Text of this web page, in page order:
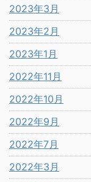
2023年3月
2023年2月
2023年1月
2022年11月
2022年10月
2022年9月
2022年7月
2022年3月